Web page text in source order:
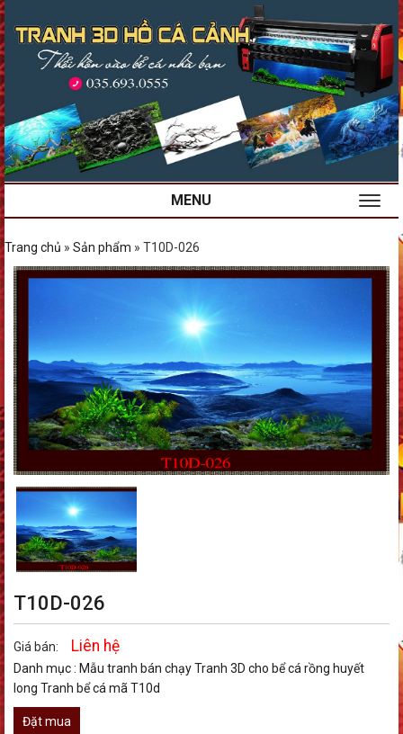
MENU
Trang chủ » Sản phẩm » T10D-026
T10D-026
Giá bán: Liên hệ
Danh mục : Mẫu tranh bán chạyTranh 3D cho bể cá rồng huyết
long Tranh bể cá mã T10d
Đặt mua